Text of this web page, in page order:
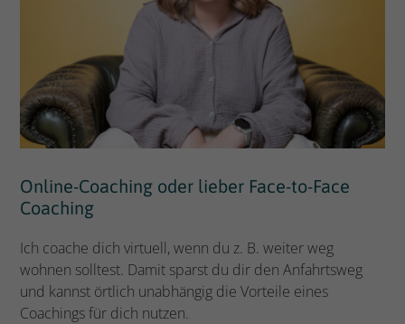
Online-Coaching oder lieber Face-to-Face
Coaching
Ich coache dich virtuell, wenn du z. B. weiter weg
wohnen solltest. Damit sparst du dir den Anfahrtsweg
und kannst örtlich unabhängig die Vorteile eines
Coachings für dich nutzen.